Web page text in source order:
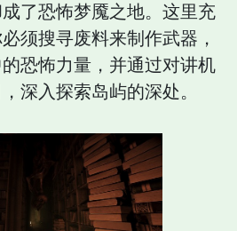
了恐怖梦魇之地。这里充
须搜寻废料来制作武器，
恐怖力量，并通过对讲机
深入探索岛屿的深处。